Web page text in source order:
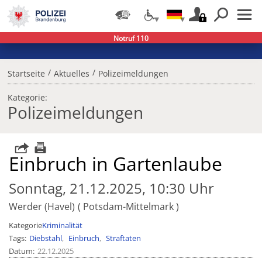
Startseite / Aktuelles / Polizeimeldungen
Kategorie:
Polizeimeldungen
Einbruch in Gartenlaube
Sonntag, 21.12.2025, 10:30 Uhr
Werder (Havel) Potsdam-Mittelmark
KategorieKriminalität
Tags Diebstahl Einbruch
Straftaten
Datum 22.12.2025
Notruf 110